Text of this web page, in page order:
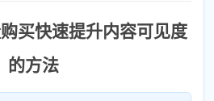
买快速提升内容可见度
的方法